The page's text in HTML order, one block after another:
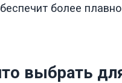
более
выбрать